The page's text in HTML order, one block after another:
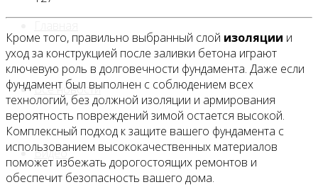
Все новости
Видео
Кроме того, правильно выбранный слой изоляции и
уход за конструкцией после заливки бетона играют
ключевую роль в долговечности фундамента. Даже если
фундамент был выполнен с соблюдением всех
технологий, без должной изоляции и армирования
вероятность повреждений зимой остается высокой.
Комплексный подход к защите вашего фундамента с
использованием высококачественных материалов
поможет избежать дорогостоящих ремонтов и
обеспечит безопасность вашего дома.